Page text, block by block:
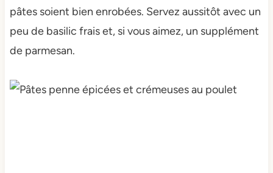
pâtes soient bien enrobées. Servez aussitôt avec un
peu de basilic frais et, si vous aimez, un supplément
de parmesan.